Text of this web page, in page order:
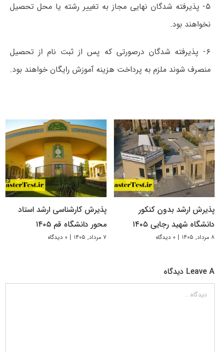
۵- پذیرفته شدگان نهایی مجاز به تغییر رشته یا محل تحصیل
نخواهند بود.
۶- پذیرفته شدگان درصورتی که پس از ثبت نام از تحصیل
منصرف شوند ملزم به پرداخت هزینه آموزش رایگان خواهند بود.
پذیرش ارشد بدون کنکور
دانشگاه شهید رجایی ۱۴۰۵
۸ مرداد, ۱۴۰۵ | ۰ دیدگاه
پذیرش کارشناسی ارشد استاد
محور دانشگاه قم ۱۴۰۵
۷ مرداد, ۱۴۰۵ | ۰ دیدگاه
Leave A دیدگاه
دیدگاه